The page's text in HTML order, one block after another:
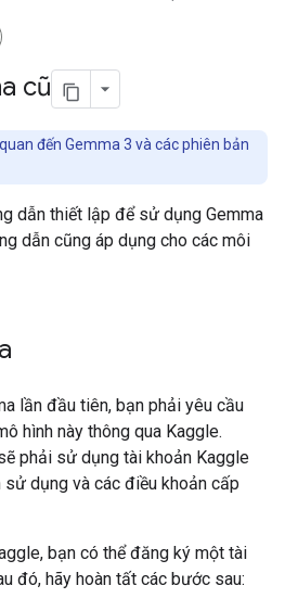
cũ
đến Gemma 3 và các phiên bản
dẫn thiết lập để sử dụng Gemma
dẫn cũng áp dụng cho các môi
lần đầu tiên, bạn phải yêu cầu
hình này thông qua Kaggle.
phải sử dụng tài khoản Kaggle
dụng và các điều khoản cấp
bạn có thể đăng ký một tài
đó, hãy hoàn tất các bước sau: